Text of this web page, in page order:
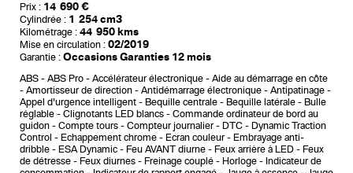
Prix : 14 690 €
Cylindrée : 1 254 cm3
Kilométrage : 44 950 kms
Mise en circulation : 02/2019
Garantie : Occasions Garanties 12 mois
ABS ABS Pro Accélérateur électronique
Aide au démarrage en côte
Amortisseur de direction
Antidémarrage électronique
Antipatinage
Appel d'urgence intelligent
Bequille centrale Bequille latérale
Bulle
réglable
Clignotants LED blancs
Commande ordinateur de bord au
guidon
Compte tours Compteur journalier
DTC - Dynamic Traction
Control
Echappement chrome Ecran couleur
Embrayage anti-
dribble
ESA Dynamic Feu AVANT diurne Feux arrière à LED
Feux
de détresse
Feux diurnes Freinage couplé Horloge
Indicateur de